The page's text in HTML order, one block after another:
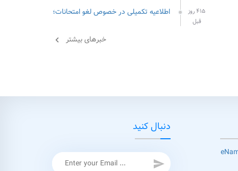
۴۱۵ روز
قبل
اطلاعیه تکمیلی در خصوص لغو امتحانات؛
خبرهای بیشتر chevron_left
دنبال کنید
send